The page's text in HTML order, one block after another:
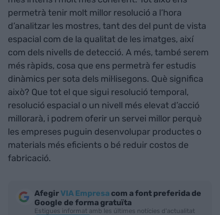
permetrà tenir molt millor resolució a l’hora
d’analitzar les mostres, tant des del punt de vista
espacial com de la qualitat de les imatges, així
com dels nivells de detecció. A més, també serem
més ràpids, cosa que ens permetrà fer estudis
dinàmics per sota dels mil·lisegons. Què significa
això? Que tot el que sigui resolució temporal,
resolució espacial o un nivell més elevat d’acció
millorarà, i podrem oferir un servei millor perquè
les empreses puguin desenvolupar productes o
materials més eficients o bé reduir costos de
fabricació.
AfegirVIA Empresa com a font preferida de
Google de forma gratuïta
Estigues informat amb les últimes notícies d'actualitat